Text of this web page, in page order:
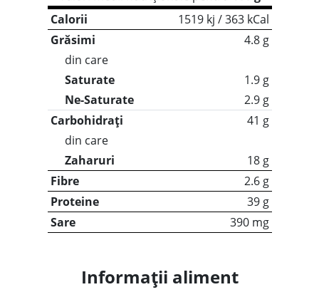
Calorii
1519 kj / 363 kCal
Grăsimi
4.8 g
din care
Saturate
1.9 g
Ne-Saturate
2.9 g
Carbohidrați
41 g
din care
Zaharuri
18 g
Fibre
2.6 g
Proteine
39 g
Sare
390 mg
Informații aliment